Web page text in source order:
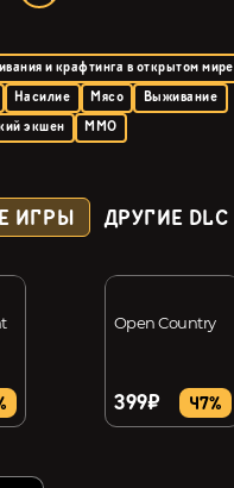
и крафтинга в открытом мире
Насилие Мясо
Выживание
экшен
MMO
ИГРЫ ДРУГИЕ DLC
Open Country
399₽ 47%